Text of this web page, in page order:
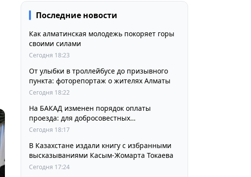
Последние новости
Как алматинская молодежь покоряет горы
своими силами
Сегодня 18:23
От улыбки в троллейбусе до призывного
пункта: фоторепортаж о жителях Алматы
Сегодня 18:22
На БАКАД изменен порядок оплаты
проезда: для добросовестных
пользователей стоимость остается
Сегодня 18:17
В Казахстане издали книгу с избранными
высказываниями Касым-Жомарта Токаева
Сегодня 17:24